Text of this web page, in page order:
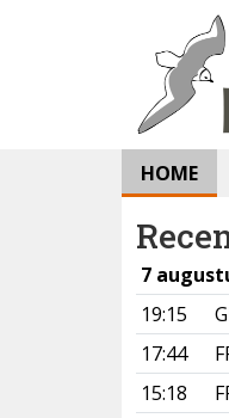
HOME
7
19:15
17:44
15:18